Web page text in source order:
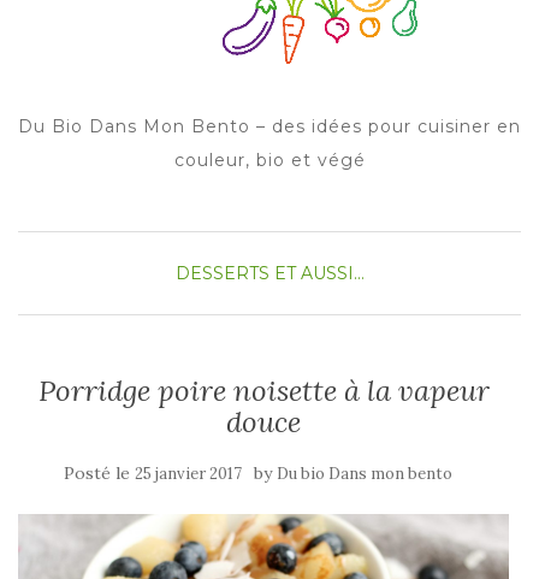
Du Bio Dans Mon Bento – des idées pour cuisiner en
couleur, bio et végé
DESSERTS ET AUSSI...
Porridge poire noisette à la vapeur
douce
Posté le 25 janvier 2017 by Du bio Dans mon bento